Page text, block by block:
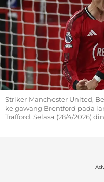
Striker Manchester United,
ke gawang Brentford pada
Trafford, Selasa (28/4/2026)